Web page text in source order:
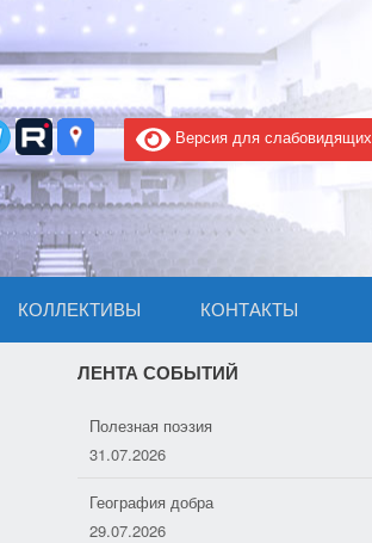
Версия для слабовидящих
КОЛЛЕКТИВЫ КОНТАКТЫ
ЛЕНТА СОБЫТИЙ
География добра
29.07.2026
Победа на Всероссийском фестивале
27.07.2026